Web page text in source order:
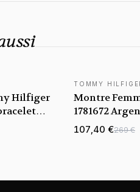
Hilfiger
TOMMY
Montre
1781672
107,40 €269 €